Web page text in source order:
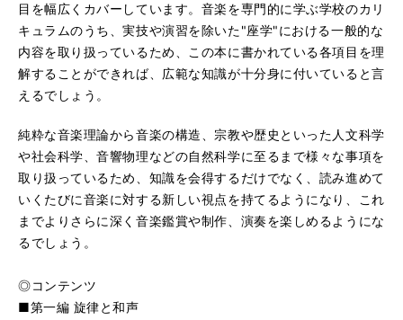
目を幅広くカバーしています。音楽を専門的に学ぶ学校のカリ
キュラムのうち、実技や演習を除いた"座学"における一般的な
内容を取り扱っているため、この本に書かれている各項目を理
解することができれば、広範な知識が十分身に付いていると言
えるでしょう。
純粋な音楽理論から音楽の構造、宗教や歴史といった人文科学
や社会科学、音響物理などの自然科学に至るまで様々な事項を
取り扱っているため、知識を会得するだけでなく、読み進めて
いくたびに音楽に対する新しい視点を持てるようになり、これ
までよりさらに深く音楽鑑賞や制作、演奏を楽しめるようにな
るでしょう。
◎コンテンツ
■第一編 旋律と和声